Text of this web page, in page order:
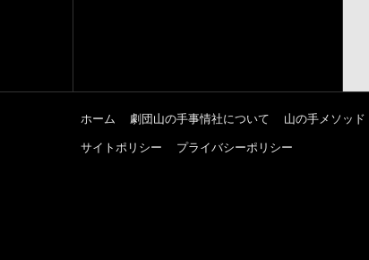
ホーム 劇団山の手事情社について 山の手メソッド
サイトポリシー プライバシーポリシー